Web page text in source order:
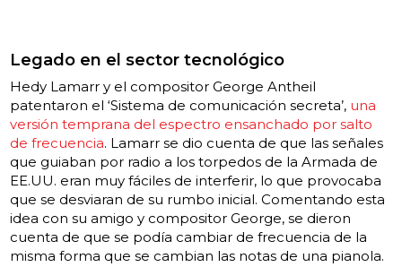
Legado en el sector tecnológico
Hedy Lamarr y el compositor George Antheil
patentaron el ‘Sistema de comunicación secreta’, una
versión temprana del espectro ensanchado por salto
de frecuencia. Lamarr se dio cuenta de que las señales
que guiaban por radio a los torpedos de la Armada de
EE.UU. eran muy fáciles de interferir, lo que provocaba
que se desviaran de su rumbo inicial. Comentando esta
idea con su amigo y compositor George, se dieron
cuenta de que se podía cambiar de frecuencia de la
misma forma que se cambian las notas de una pianola.